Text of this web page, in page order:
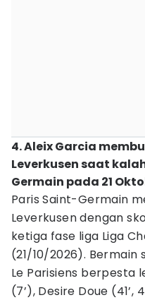
4. Aleix Garcia
Leverkusen saat
Germain pada 21
Paris Saint-Germain
Leverkusen dengan
ketiga fase liga Liga
(21/10/2026). Bermain
Le Parisiens berpesta
(7’), Desire Doue